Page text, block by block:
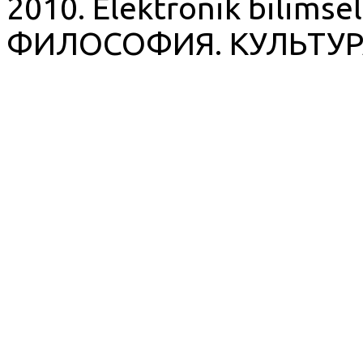
2010. Elektronik bilimsel
ФИЛОСОФИЯ.